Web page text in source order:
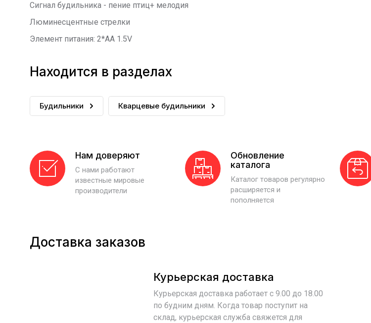
Сигнал будильника - пение птиц+ мелодия
Люминесцентные стрелки
Элемент питания: 2*AA 1.5V
Находится в разделах
Будильники Кварцевые будильники
Нам доверяют
С нами работают
известные мировые
производители
Обновление
каталога
Каталог товаров регулярно
расширяется и
пополняется
Доставка заказов
Курьерская доставка
Курьерская доставка работает с 9.00 до 18.00
по будним дням. Когда товар поступит на
склад, курьерская служба свяжется для